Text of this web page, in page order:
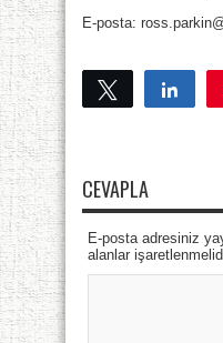
E-posta:
Tweetle
CEVAPLA
E-posta adresiniz
alanlar